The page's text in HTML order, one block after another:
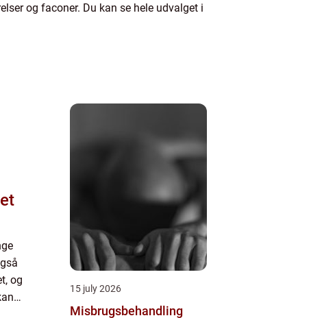
og faconer. Du kan se hele udvalget i
og
15 july 2026
Misbrugsbehandling